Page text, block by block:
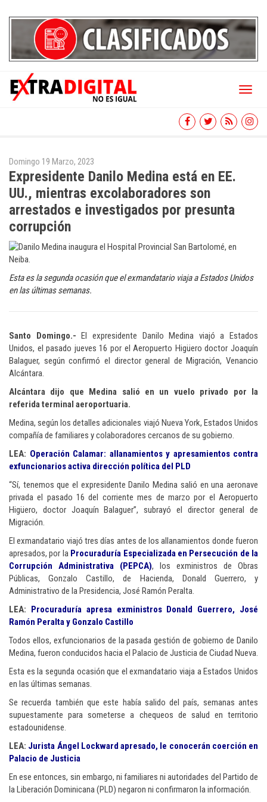
Toggle
Domingo 19 Marzo, 2023
Expresidente Danilo Medina está en EE.
UU., mientras excolaboradores son
arrestados e investigados por presunta
corrupción
Esta es la segunda ocasión que el exmandatario viaja a Estados Unidos
en las últimas semanas.
Santo Domingo.- El expresidente Danilo Medina viajó a Estados
Unidos, el pasado jueves 16 por el Aeropuerto Higüero doctor Joaquín
Balaguer, según confirmó el director general de Migración, Venancio
Alcántara.
Alcántara dijo que Medina salió en un vuelo privado por la
referida terminal aeroportuaria.
Medina, según los detalles adicionales viajó Nueva York, Estados Unidos
compañía de familiares y colaboradores cercanos de su gobierno.
LEA: Operación Calamar: allanamientos y apresamientos contra
exfuncionarios activa dirección política del PLD
“Sí, tenemos que el expresidente Danilo Medina salió en una aeronave
privada el pasado 16 del corriente mes de marzo por el Aeropuerto
Higüero, doctor Joaquín Balaguer”, subrayó el director general de
Migración.
El exmandatario viajó tres días antes de los allanamientos donde fueron
apresados, por la Procuraduría Especializada en Persecución de la
Corrupción Administrativa (PEPCA), los exministros de Obras
Públicas, Gonzalo Castillo, de Hacienda, Donald Guerrero, y
Administrativo de la Presidencia, José Ramón Peralta.
LEA:
Procuraduría apresa exministros Donald Guerrero, José
Ramón Peralta y Gonzalo Castillo
Todos ellos, exfuncionarios de la pasada gestión de gobierno de Danilo
Medina, fueron conducidos hacia el Palacio de Justicia de Ciudad Nueva.
Esta es la segunda ocasión que el exmandatario viaja a Estados Unidos
en las últimas semanas.
Se recuerda también que este había salido del país, semanas antes
supuestamente para someterse a chequeos de salud en territorio
estadounidense.
LEA: Jurista Ángel Lockward apresado, le conocerán coerción en
Palacio de Justicia
En ese entonces, sin embargo, ni familiares ni autoridades del Partido de
la Liberación Dominicana (PLD) negaron ni confirmaron la información.